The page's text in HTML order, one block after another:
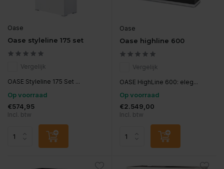
Oase
Oase styleline 175 set
Vergelijk
OASE Styleline 175 Set ...
Op voorraad
€574,95
Incl. btw
Oase
Oase highline 600
Vergelijk
OASE HighLine 600: eleg...
Op voorraad
€2.549,00
Incl. btw